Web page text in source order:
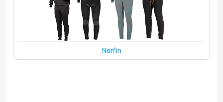
Norfin